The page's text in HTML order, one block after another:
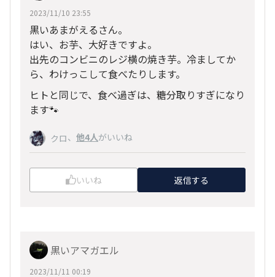
2023/11/10 23:55
黒いあまがえるさん。
はい、お芋、大好きですよ。
出先のコンビニのレジ横の焼き芋。冷ましてか
ら、わけっこして食べたりします。
ヒトと同じで、食べ過ぎは、糖分取りすぎになり
ます🐾
クロ、 他4人がいいね
いいね 返信する
黒いアマガエル
2023/11/11 00:19